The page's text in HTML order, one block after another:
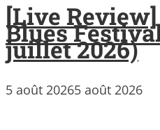
[Live
Blues
juillet 2026)
5 août 20265 août 2026